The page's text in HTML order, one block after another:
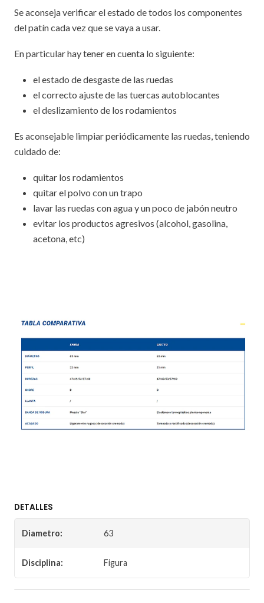
Se aconseja verificar el estado de todos los componentes
del patín cada vez que se vaya a usar.
En particular hay tener en cuenta lo siguiente:
el estado de desgaste de las ruedas
el correcto ajuste de las tuercas autoblocantes
el deslizamiento de los rodamientos
Es aconsejable limpiar periódicamente las ruedas, teniendo
cuidado de:
quitar los rodamientos
quitar el polvo con un trapo
lavar las ruedas con agua y un poco de jabón neutro
evitar los productos agresivos (alcohol, gasolina,
acetona, etc)
DETALLES
Diametro: 63
Disciplina: Figura